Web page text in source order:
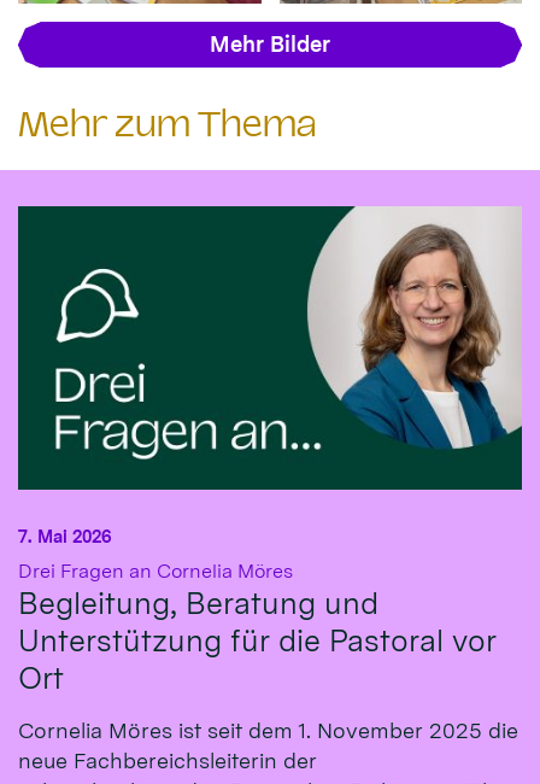
Mehr Bilder
Mehr zum Thema
Drei Fragen an Cornelia Möres:
Begleitung, Beratung und
Unterstützung für die Pastoral vor
Ort
7. Mai 2026
Cornelia Möres ist seit dem 1. November 2025 die
neue Fachbereichsleiterin der